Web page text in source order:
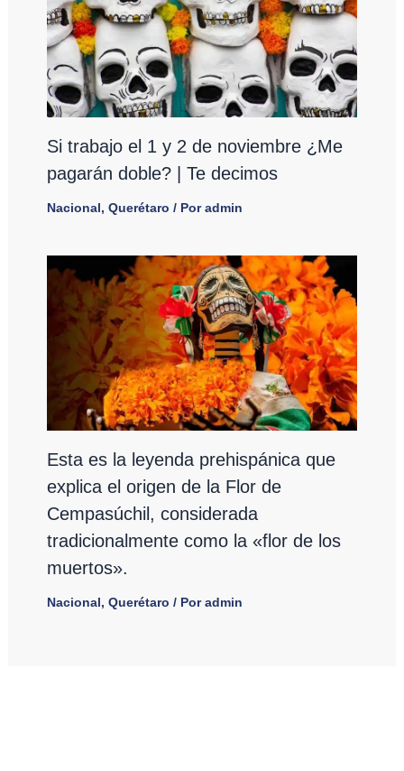
Si trabajo el 1 y 2 de noviembre ¿Me
pagarán doble? | Te decimos
Nacional, Querétaro / Poradmin
Esta es la leyenda prehispánica que
explica el origen de la Flor de
Cempasúchil, considerada
tradicionalmente como la «flor de los
muertos».
Nacional, Querétaro / Poradmin